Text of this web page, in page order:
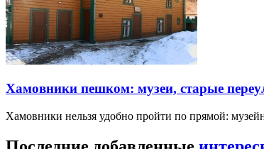
Хамовники пешком: музеи, старые
Хамовники нельзя удобно пройти по прямой: